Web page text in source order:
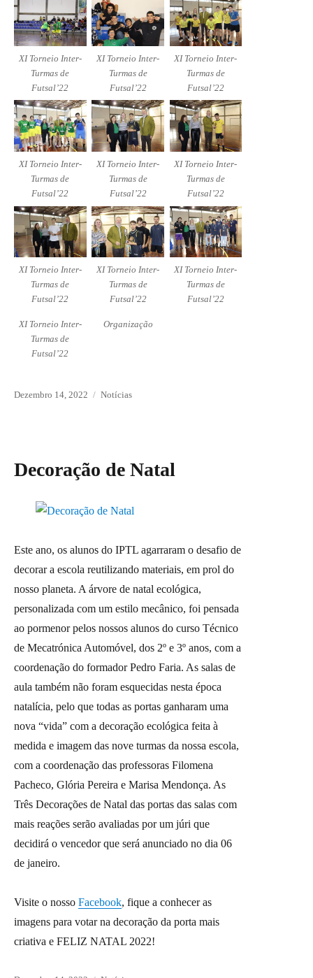
XI Torneio Inter-
Turmas de
Futsal’22
XI Torneio Inter-
Turmas de
Futsal’22
XI Torneio Inter-
Turmas de
Futsal’22
XI Torneio Inter-
Turmas de
Futsal’22
XI Torneio Inter-
Turmas de
Futsal’22
XI Torneio Inter-
Turmas de
Futsal’22
XI Torneio Inter-
Turmas de
Futsal’22
XI Torneio Inter-
Turmas de
Futsal’22
XI Torneio Inter-
Turmas de
Futsal’22
XI Torneio Inter-
Turmas de
Futsal’22
Organização
Posted
Dezembro 14, 2022 Categories
Notícias
Decoração de Natal
Este ano, os alunos do IPTL agarraram o desafio de
decorar a escola reutilizando materiais, em prol do
nosso planeta. A árvore de natal ecológica,
personalizada com um estilo mecânico, foi pensada
ao pormenor pelos nossos alunos do curso Técnico
de Mecatrónica Automóvel, dos 2º e 3º anos, com a
coordenação do formador Pedro Faria. As salas de
aula também não foram esquecidas nesta época
natalícia, pelo que todas as portas ganharam uma
nova “vida” com a decoração ecológica feita à
medida e imagem das nove turmas da nossa escola,
com a coordenação das professoras Filomena
Pacheco, Glória Pereira e Marisa Mendonça. As
Três Decorações de Natal das portas das salas com
mais reações serão avaliadas por um júri que
decidirá o vencedor que será anunciado no dia 06
de janeiro.
Visite o nosso Facebook, fique a conhecer as
imagens para votar na decoração da porta mais
criativa e FELIZ NATAL 2022!